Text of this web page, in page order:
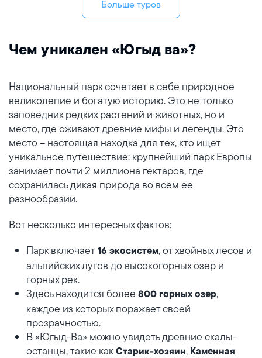
Больше туров
Чем уникален «Югыд ва»?
Национальный парк сочетает в себе природное
великолепие и богатую историю. Это не только
заповедник редких растений и животных, но и
место, где оживают древние мифы и легенды. Это
место – настоящая находка для тех, кто ищет
уникальное путешествие: крупнейший парк Европы
занимает почти 2 миллиона гектаров, где
сохранилась дикая природа во всем ее
разнообразии.
Вот несколько интересных фактов:
Парк включает 16 экосистем, от хвойных лесов и
альпийских лугов до высокогорных озер и
горных рек.
Здесь находится более 800 горных озер,
каждое из которых поражает своей
прозрачностью.
В «Югыд-Ва» можно увидеть древние скалы-
останцы, такие как Старик-хозяин, Каменная